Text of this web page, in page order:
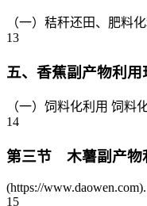
（一）秸秆还田、肥料
13
五、香蕉副产物利用
（一）饲料化利用 饲
14
第三节 木薯副产物
(https://
15